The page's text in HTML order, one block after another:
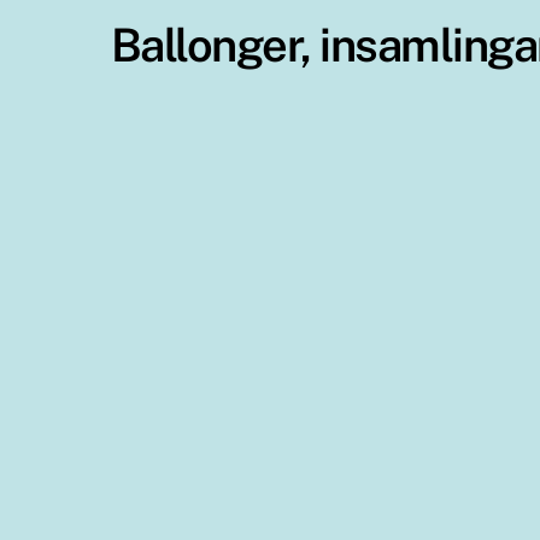
Ballonger,